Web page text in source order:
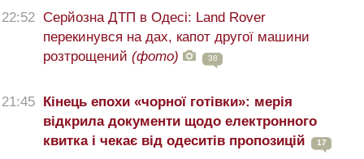
22:52 Серйозна ДТП в Одесі: Land Rover
перекинувся на дах, капот другої машини
розтрощений (фото) 38
21:45 Кінець епохи «чорної готівки»: мерія
відкрила документи щодо електронного
квитка і чекає від одеситів пропозицій
17